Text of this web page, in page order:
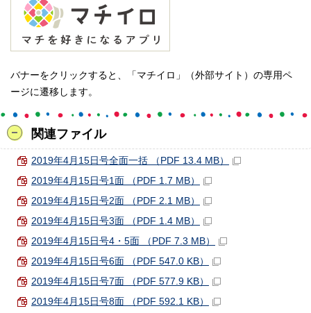
バナーをクリックすると、「マチイロ」（外部サイト）の専用ペ
ージに遷移します。
関連ファイル
2019年4月15日号全面一括 （PDF 13.4 MB）
2019年4月15日号1面 （PDF 1.7 MB）
2019年4月15日号2面 （PDF 2.1 MB）
2019年4月15日号3面 （PDF 1.4 MB）
2019年4月15日号4・5面 （PDF 7.3 MB）
2019年4月15日号6面 （PDF 547.0 KB）
2019年4月15日号7面 （PDF 577.9 KB）
2019年4月15日号8面 （PDF 592.1 KB）